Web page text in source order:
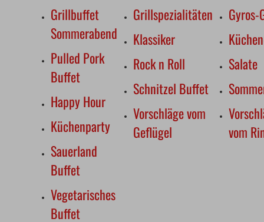
Grillbuffet
Sommerabend
Pulled Pork
Buffet
Happy Hour
Küchenparty
Sauerland
Buffet
Vegetarisches
Buffet
Grillspezialitäten
Klassiker
Rock n Roll
Schnitzel Buffet
Vorschläge vom
Geflügel
Salate
vom